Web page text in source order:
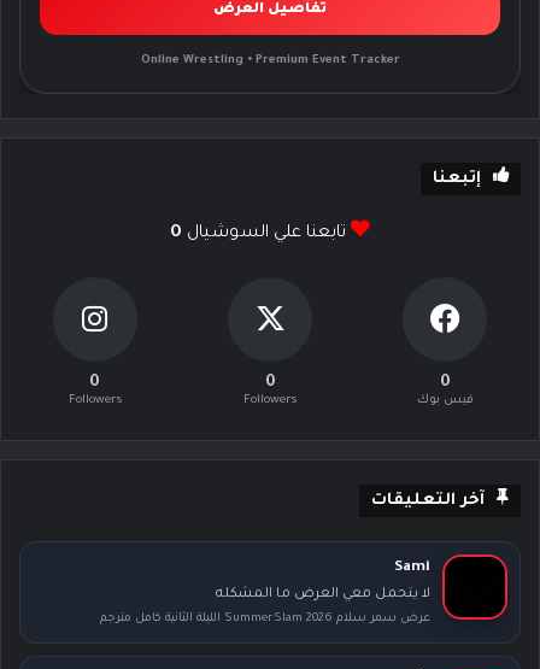
تفاصيل العرض
Online Wrestling • Premium Event Tracker
إتبعنا
تابعنا علي السوشيال 0
0
فيس بوك
0
Followers
0
Followers
آخر التعليقات
Sami
لا يتحمل معي العرض ما المشكله
عرض سمر سلام SummerSlam 2026 الليلة الثانية كامل مترجم